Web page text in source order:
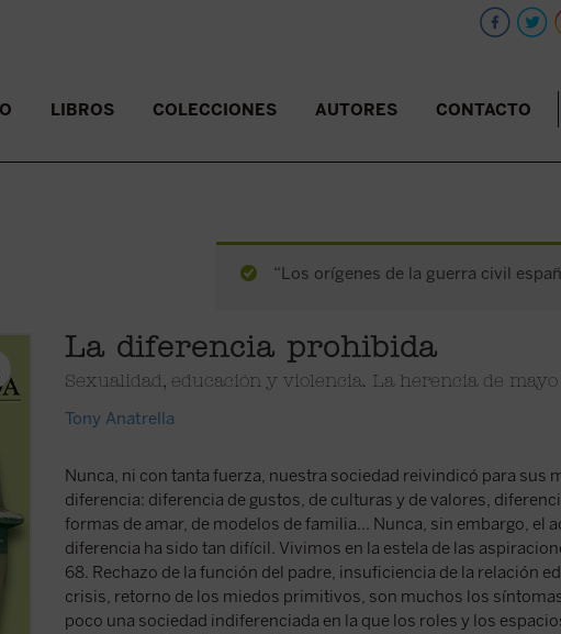
LIBROS COLECCIONES AUTORES CONTACTO
“Los orígenes de la guerra civil
La diferencia prohibida
Sexualidad, educación y violencia. La herencia de
Tony Anatrella
Nunca, ni con tanta fuerza, nuestra sociedad reivindicó para sus
diferencia: diferencia de gustos, de culturas y de valores,
formas de amar, de modelos de familia... Nunca, sin embargo, el
diferencia ha sido tan difícil. Vivimos en la estela de las
68. Rechazo de la función del padre, insuficiencia de la relación
crisis, retorno de los miedos primitivos, son muchos los
poco una sociedad indiferenciada en la que los roles y los